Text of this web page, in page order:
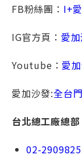
FB粉絲團： I+
IG官方頁： 愛
Youtube： 愛
愛加沙發:全台
台北總⼯廠總
02-